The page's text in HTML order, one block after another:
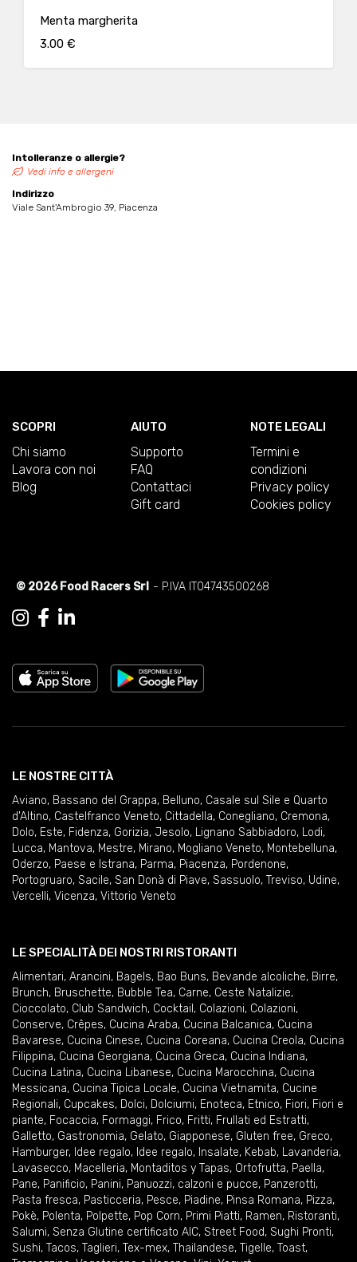
Menta margherita
3.00 €
Intolleranze o allergie?
Vedi info e allergeni
Indirizzo
Viale Sant'Ambrogio 39, Piacenza
SCOPRI
Chi siamo
Lavora con noi
Blog
AIUTO
Supporto
FAQ
Contattaci
Gift card
NOTE LEGALI
Termini e
condizioni
Privacy policy
Cookies policy
© 2026 Food Racers Srl - P.IVA IT04743500268
LE NOSTRE CITTÀ
Aviano, Bassano del Grappa, Belluno, Casale sul Sile e Quarto
d'Altino, Castelfranco Veneto, Cittadella, Conegliano, Cremona,
Dolo, Este, Fidenza, Gorizia, Jesolo, Lignano Sabbiadoro, Lodi,
Lucca, Mantova, Mestre, Mirano, Mogliano Veneto, Montebelluna,
Oderzo, Paese e Istrana, Parma, Piacenza, Pordenone,
Portogruaro, Sacile, San Donà di Piave, Sassuolo, Treviso, Udine,
Vercelli, Vicenza, Vittorio Veneto
LE SPECIALITÀ DEI NOSTRI RISTORANTI
Alimentari, Arancini, Bagels, Bao Buns, Bevande alcoliche, Birre,
Brunch, Bruschette, Bubble Tea, Carne, Ceste Natalizie,
Cioccolato, Club Sandwich, Cocktail , Colazioni, Colazioni,
Conserve, Crêpes, Cucina Araba, Cucina Balcanica, Cucina
Bavarese, Cucina Cinese, Cucina Coreana, Cucina Creola, Cucina
Filippina, Cucina Georgiana, Cucina Greca, Cucina Indiana,
Cucina Latina, Cucina Libanese, Cucina Marocchina, Cucina
Messicana, Cucina Tipica Locale, Cucina Vietnamita, Cucine
Regionali, Cupcakes, Dolci, Dolciumi, Enoteca, Etnico, Fiori, Fiori e
piante, Focaccia, Formaggi, Frico, Fritti, Frullati ed Estratti,
Galletto, Gastronomia, Gelato, Giapponese, Gluten free, Greco,
Hamburger, Idee regalo, Idee regalo, Insalate, Kebab, Lavanderia,
Lavasecco, Macelleria, Montaditos y Tapas, Ortofrutta, Paella,
Pane, Panificio, Panini, Panuozzi, calzoni e pucce, Panzerotti,
Pasta fresca, Pasticceria, Pesce, Piadine, Pinsa Romana, Pizza,
Pokè, Polenta, Polpette, Pop Corn, Primi Piatti, Ramen, Ristoranti,
Salumi, Senza Glutine certificato AIC, Street Food, Sughi Pronti,
Sushi, Tacos, Taglieri, Tex-mex, Thailandese, Tigelle, Toast,